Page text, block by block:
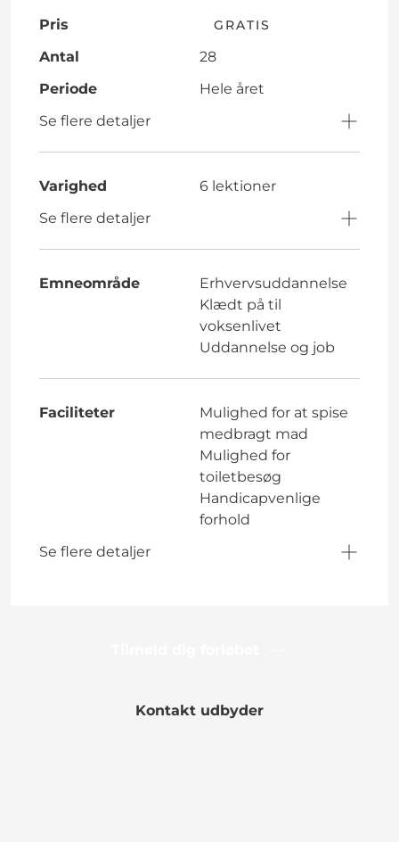
Pris GRATIS
Antal
28
Periode
Hele året
Se flere detaljer
Varighed
6 lektioner
Se flere detaljer
Emneområde
Erhvervsuddannelse
Klædt på til
voksenlivet
Uddannelse og job
Faciliteter
Mulighed for at spise
medbragt mad
Mulighed for
toiletbesøg
Handicapvenlige
forhold
Se flere detaljer
Kontakt udbyder